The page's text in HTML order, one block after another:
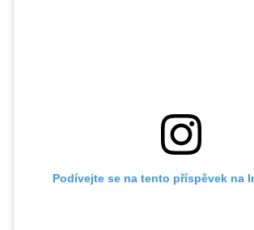
Podívejte se na tento příspěvek na